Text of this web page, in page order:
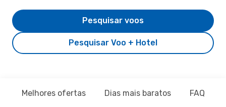
Pesquisar Voo + Hotel
Pesquisar voos
Melhores ofertas Dias mais baratos FAQ